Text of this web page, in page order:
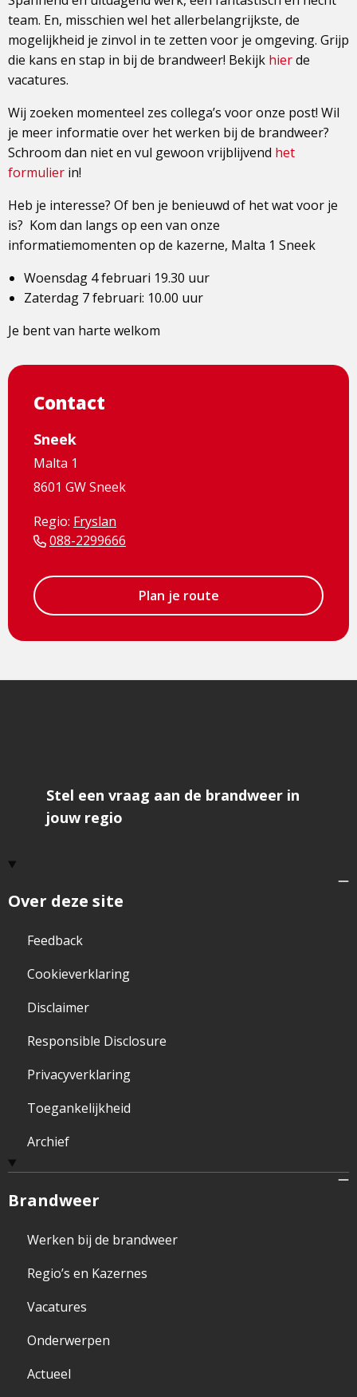
team. En, misschien wel het allerbelangrijkste, de
mogelijkheid je zinvol in te zetten voor je omgeving. Grijp
die kans en stap in bij de brandweer! Bekijk hierde
vacatures.
Wij zoeken momenteel zes collega’s voor onze post! Wil
je meer informatie over het werken bij de brandweer?
Schroom dan niet en vul gewoon vrijblijvend het
formulier in!
Heb je interesse? Of ben je benieuwd of het wat voor je
is? Kom dan langs op een van onze
informatiemomenten op de kazerne, Malta 1 Sneek
Woensdag 4 februari 19.30 uur
Zaterdag 7 februari: 10.00 uur
Je bent van harte welkom
Contact
Sneek
Malta 1
8601 GW Sneek
Regio: Fryslan
088-2299666
Plan je route
Over deze site
Feedback
Cookieverklaring
Disclaimer
Responsible Disclosure
Privacyverklaring
Toegankelijkheid
Archief
Brandweer
Werken bij de brandweer
Regio’s en Kazernes
Vacatures
Onderwerpen
Actueel
Stel een vraag aan de brandweer in
jouw regio